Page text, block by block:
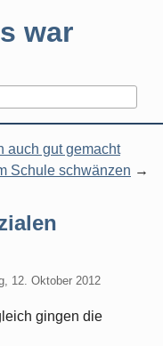
war
auch gut gemacht
Schule schwänzen
12. Oktober 2012
gingen die